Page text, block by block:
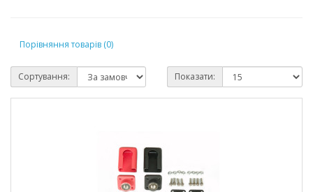
Порівняння товарів (0)
Сортування: Показати: